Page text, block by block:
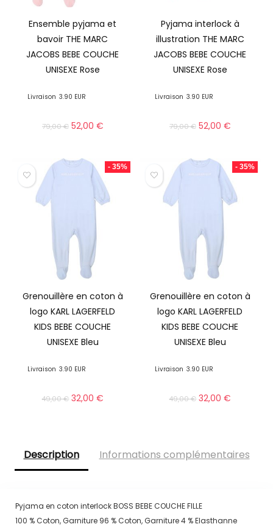
Ensemble pyjama et
bavoir THE MARC
JACOBS BEBE COUCHE
UNISEXE Rose
Livraison 3.90 EUR
79,00€ 52,00 €
Pyjama interlock à
illustration THE MARC
JACOBS BEBE COUCHE
UNISEXE Rose
Livraison 3.90 EUR
79,00€ 52,00 €
- 35%
Grenouillère en coton à
logo KARL LAGERFELD
KIDS BEBE COUCHE
UNISEXE Bleu
Livraison 3.90 EUR
49,00€ 32,00€
- 35%
Grenouillère en coton à
logo KARL LAGERFELD
KIDS BEBE COUCHE
UNISEXE Bleu
Livraison 3.90 EUR
49,00€ 32,00€
Description Informations complémentaires
Pyjama en coton interlock BOSS BEBE COUCHE FILLE
100 % Coton, Garniture 96 % Coton, Garniture 4 % Elasthanne